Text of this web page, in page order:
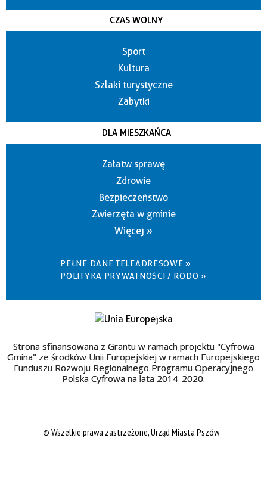
CZAS WOLNY
Sport
Kultura
Szlaki turystyczne
Zabytki
DLA MIESZKAŃCA
Załatw sprawę
Zdrowie
Bezpieczeństwo
Zwierzęta w gminie
Więcej »
PEŁNE DANE TELEADRESOWE »
POLITYKA PRYWATNOŚCI / RODO »
Strona sfinansowana z Grantu w ramach projektu "Cyfrowa
Gmina" ze środków Unii Europejskiej w ramach Europejskiego
Funduszu Rozwoju Regionalnego Programu Operacyjnego
Polska Cyfrowa na lata 2014-2020.
© Wszelkie prawa zastrzeżone, Urząd Miasta Pszów